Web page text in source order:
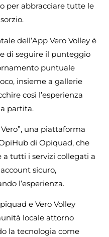
per abbracciare tutte le
dell’App Vero Volley è
di seguire il punteggio
puntuale
insieme a gallerie
così l’esperienza
partita.
Vero”, una piattaforma
di Opiquad, che
a tutti i servizi collegati a
sicuro,
l’esperienza.
e Vero Volley
locale attorno
la tecnologia come